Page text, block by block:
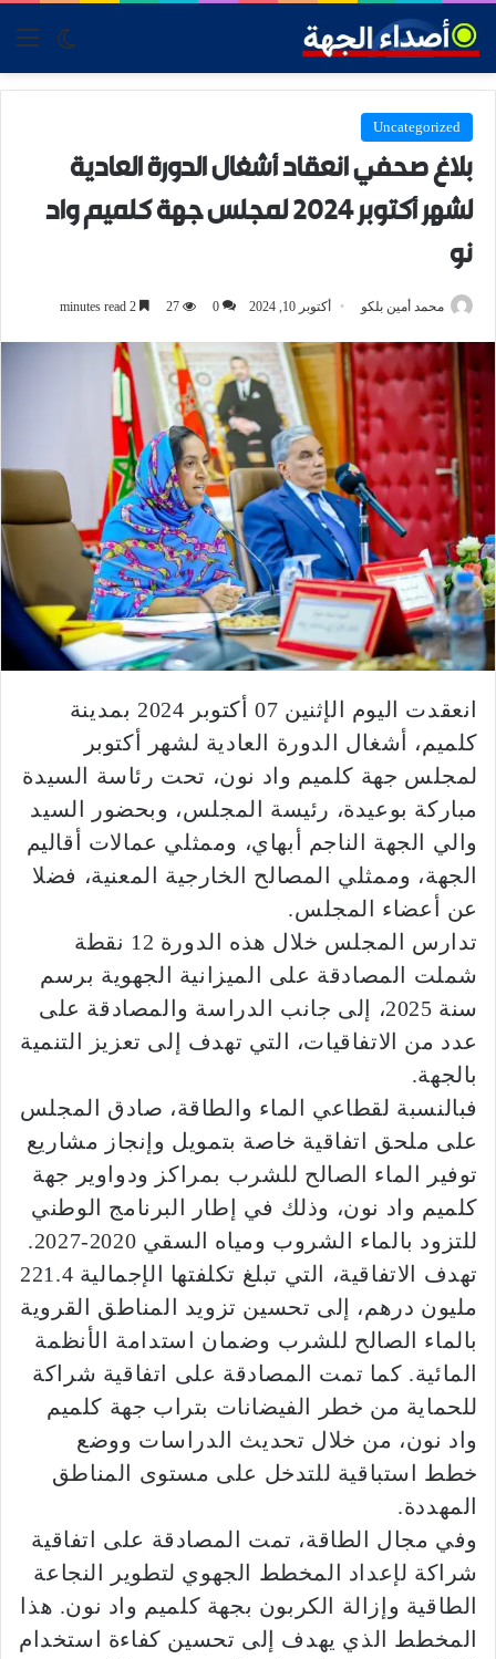
skin
Uncategorized
بلاغ صحفي انعقاد أشغال الدورة العادية
لشهر أكتوبر 2024 لمجلس جهة كلميم واد
نو
محمد أمين بلكو أكتوبر 10, 2024 0
27
انعقدت اليوم الإثنين 07 أكتوبر 2024 بمدينة
كلميم، أشغال الدورة العادية لشهر أكتوبر
لمجلس جهة كلميم واد نون، تحت رئاسة السيدة
مباركة بوعيدة، رئيسة المجلس، وبحضور السيد
والي الجهة الناجم أبهاي، وممثلي عمالات أقاليم
الجهة، وممثلي المصالح الخارجية المعنية، فضلا
عن أعضاء المجلس.
تدارس المجلس خلال هذه الدورة 12 نقطة
شملت المصادقة على الميزانية الجهوية برسم
سنة 2025، إلى جانب الدراسة والمصادقة على
عدد من الاتفاقيات، التي تهدف إلى تعزيز التنمية
بالجهة.
فبالنسبة لقطاعي الماء والطاقة، صادق المجلس
على ملحق اتفاقية خاصة بتمويل وإنجاز مشاريع
توفير الماء الصالح للشرب بمراكز ودواوير جهة
كلميم واد نون، وذلك في إطار البرنامج الوطني
للتزود بالماء الشروب ومياه السقي 2020-2027.
تهدف الاتفاقية، التي تبلغ تكلفتها الإجمالية 221.4
مليون درهم، إلى تحسين تزويد المناطق القروية
بالماء الصالح للشرب وضمان استدامة الأنظمة
المائية. كما تمت المصادقة على اتفاقية شراكة
للحماية من خطر الفيضانات بتراب جهة كلميم
واد نون، من خلال تحديث الدراسات ووضع
خطط استباقية للتدخل على مستوى المناطق
المهددة.
وفي مجال الطاقة، تمت المصادقة على اتفاقية
شراكة لإعداد المخطط الجهوي لتطوير النجاعة
الطاقية وإزالة الكربون بجهة كلميم واد نون. هذا
المخطط الذي يهدف إلى تحسين كفاءة استخدام